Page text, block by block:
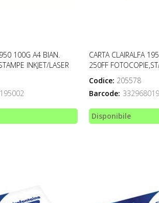
100G A4 BIAN.
INKJET/LASER
CARTA CLAIRALFA
250FF
Codice: 205578
Barcode:
Disponibile